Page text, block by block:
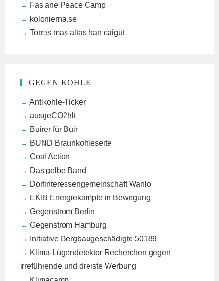
Faslane Peace Camp
kolonierna.se
Torres mas altas han caigut
GEGEN KOHLE
Antikohle-Ticker
ausgeCO2hlt
Buirer für Buir
BUND Braunkohleseite
Coal Action
Das gelbe Band
Dorfinteressengemeinschaft Wanlo
EKIB Energiekämpfe in Bewegung
Gegenstrom Berlin
Gegenstrom Hamburg
Initiative Bergbaugeschädigte 50189
Klima-Lügendetektor Recherchen gegen
irreführende und dreiste Werbung